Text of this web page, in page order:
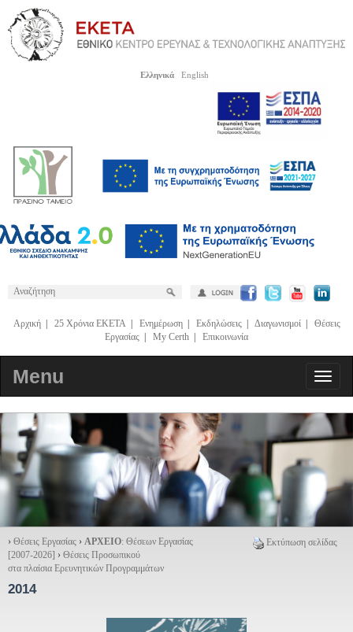
Ελληνικά English
Αρχική| 25 Χρόνια ΕΚΕΤΑ| Ενημέρωση| Εκδηλώσεις| Διαγωνισμοί| Θέσεις
Εργασίας
My Certh Επικοινωνία
Menu
Εκτύπωση σελίδας
› Θέσεις Εργασίας › ΑΡΧΕΙΟ: Θέσεων Εργασίας
[2007-2026] › Θέσεις Προσωπικού
στα πλαίσια Ερευνητικών Προγραμμάτων
2014